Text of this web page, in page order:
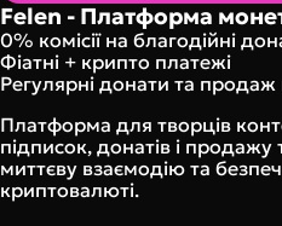
Felen - Платформа
0% комісії на благодійні
Фіатні + крипто платежі
Регулярні донати та
Платформа для творців
підписок, донатів і продажу
миттєву взаємодію та
криптовалюті.